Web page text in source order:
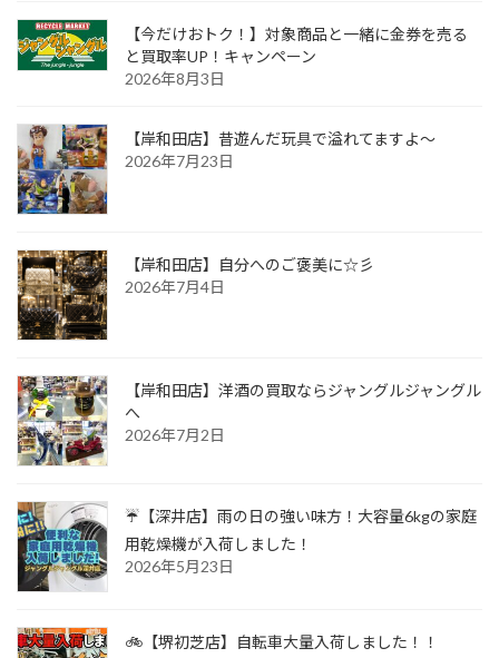
【今だけおトク！】対象商品と一緒に金券を売る
と買取率UP！キャンペーン
2026年8月3日
【岸和田店】昔遊んだ玩具で溢れてますよ～
2026年7月23日
【岸和田店】自分へのご褒美に☆彡
2026年7月4日
【岸和田店】洋酒の買取ならジャングルジャングル
へ
2026年7月2日
☔【深井店】雨の日の強い味方！大容量6kgの家庭
用乾燥機が入荷しました！
2026年5月23日
🚲【堺初芝店】自転車大量入荷しました！！